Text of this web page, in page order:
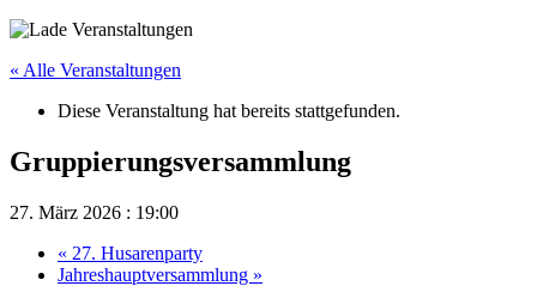
« Alle Veranstaltungen
Diese Veranstaltung hat bereits stattgefunden.
Gruppierungsversammlung
27. März 2026 : 19:00
« 27. Husarenparty
Jahreshauptversammlung »